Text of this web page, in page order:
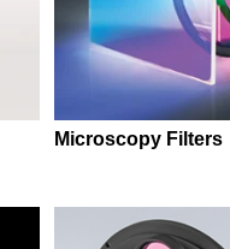
Microscopy Filters